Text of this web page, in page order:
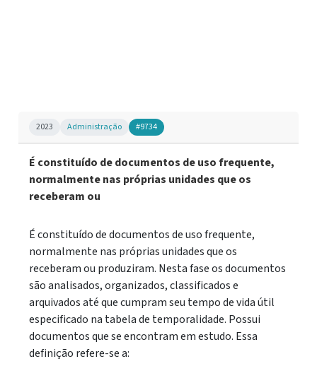
2023 Administração #9734
É constituído de documentos de uso frequente,
normalmente nas próprias unidades que os
receberam ou
É constituído de documentos de uso frequente,
normalmente nas próprias unidades que os
receberam ou produziram. Nesta fase os documentos
são analisados, organizados, classificados e
arquivados até que cumpram seu tempo de vida útil
especificado na tabela de temporalidade. Possui
documentos que se encontram em estudo. Essa
definição refere-se a: